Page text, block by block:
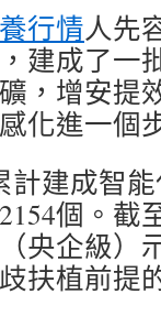
行情人先
建成了一
，增安提
化進一個
建成智
個。截
央企級）
扶植前提